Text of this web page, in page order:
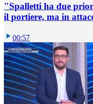
"Spalletti ha due
il portiere, ma in
00:57